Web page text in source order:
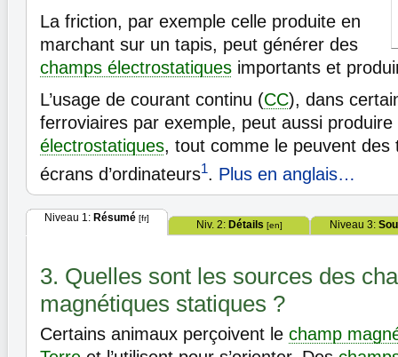
La friction, par exemple celle produite en
marchant sur un tapis, peut générer des
champs électrostatiques importants et
L’usage de courant continu (CC), dans
ferroviaires par exemple, peut aussi
électrostatiques, tout comme le peuvent des
écrans d’ordinateurs1. Plus en anglais…
Niveau 1: Résumé [fr]
Niv. 2: Détails [en] Niveau 3:
3. Quelles sont les sources des
magnétiques statiques ?
Certains animaux perçoivent le champ